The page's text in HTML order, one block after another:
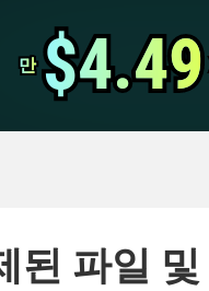
만
만 $4.49
$4.49
된 파일